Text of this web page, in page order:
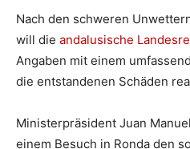
Nach den schweren
will die andalusische
Angaben mit einem
die entstandenen Schäden
Ministerpräsident Juan
einem Besuch in Ronda den